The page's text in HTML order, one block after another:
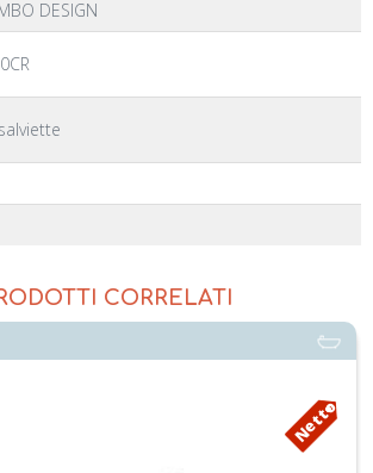
DESIGN
CORRELATI
Netto